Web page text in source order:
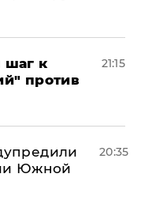
шаг к
против
21:15
Южной
20:35